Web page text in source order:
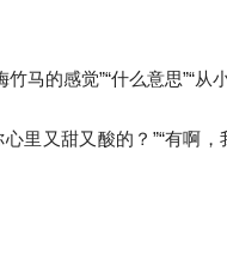
马的感觉”“什么意思”“从小
里又甜又酸的？”“有啊